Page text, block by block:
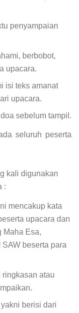
penyampaian
berbobot,
upacara.
isi teks amanat
upacara.
sebelum tampil.
seluruh peserta
kali digunakan
:
mencakup kata
upacara dan
Maha Esa,
beserta para
ringkasan atau
yakni berisi dari